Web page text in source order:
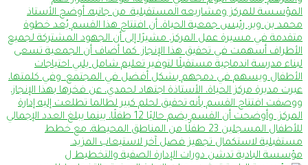
مؤسسة البادية تدشن دورات الإدارة الصفية والتخطيط ل